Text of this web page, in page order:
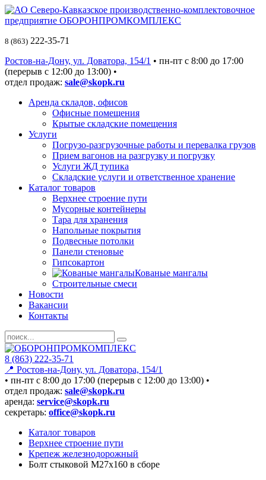
8 (863) 222-35-71
Ростов-на-Дону, ул. Доватора, 154/1 • пн-пт c 8:00 до 17:00
(перерыв с 12:00 до 13:00) •
отдел продаж: sale@skopk.ru
Аренда складов, офисов
Офисные помещения
Крытые складские помещения
Услуги
Погрузо-разгрузочные работы и перевалка грузов
Прием вагонов на разгрузку и погрузку
Услуги ЖД тупика
Складские услуги и ответственное хранение
Каталог товаров
Верхнее строение пути
Мусорные контейнеры
Тара для хранения
Напольные покрытия
Подвесные потолки
Панели стеновые
Гипсокартон
Кованые мангалы
Строительные смеси
Новости
Вакансии
Контакты
8 (863) 222-35-71
📍 Ростов-на-Дону, ул. Доватора, 154/1
• пн-пт c 8:00 до 17:00 (перерыв с 12:00 до 13:00) •
отдел продаж: sale@skopk.ru
аренда: service@skopk.ru
секретарь: office@skopk.ru
Каталог товаров
Верхнее строение пути
Крепеж железнодорожный
Болт стыковой М27х160 в сборе